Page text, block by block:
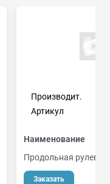
Производит.
Артикул
Наименование
Продольная рулевая
Заказать